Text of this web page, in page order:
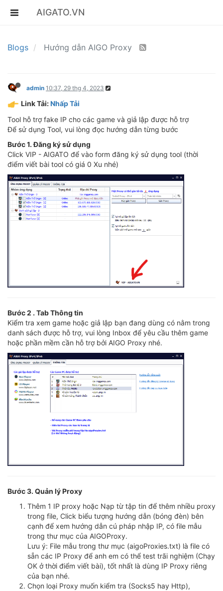
AIGATO.VN
Blogs Hướng dẫn AIGO Proxy
admin 10:37, 29 thg 4, 2023
Link Tải:Nhấp Tải
Tool hỗ trợ fake IP cho các game và giả lập được hỗ trợ
Để sử dụng Tool, vui lòng đọc hướng dẫn từng bước
Bước 1. Đăng ký sử dụng
Click VIP - AIGATO để vào form đăng ký sử dụng tool (thời
điểm viết bài tool có giá 0 Xu nhé)
Bước 2 . Tab Thông tin
Kiểm tra xem game hoặc giả lập bạn đang dùng có nằm trong
danh sách được hỗ trợ, vui lòng Inbox để yêu cầu thêm game
hoặc phần mềm cần hỗ trợ bởi AIGO Proxy nhé.
Bước 3. Quản lý Proxy
Thêm 1 IP proxy hoặc Nạp từ tập tin để thêm nhiều proxy
trong file, Click biểu tượng hướng dẫn (bóng đèn) bên
cạnh để xem hướng dẫn cú pháp nhập IP, có file mẫu
trong thư mục của AIGOProxy.
Lưu ý: File mẫu trong thư mục (aigoProxies.txt) là file có
sẵn các IP Proxy để anh em có thể test trãi nghiệm (Chạy
OK ở thời điểm viết bài), tốt nhất là dùng IP Proxy riêng
của bạn nhé.
Chọn loại Proxy muốn kiểm tra (Socks5 hay Http),